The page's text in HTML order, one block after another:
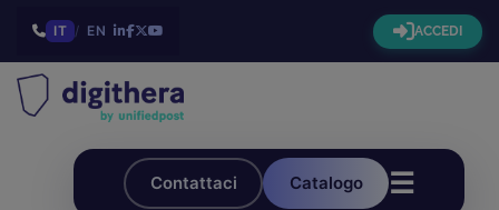
IT / EN ACCEDI
Contattaci Catalogo ☰